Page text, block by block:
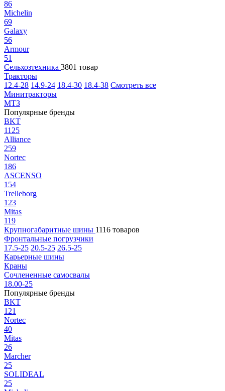
86
Michelin
69
Galaxy
56
Armour
51
Сельхозтехника 3801 товар
Тракторы
12.4-28 14.9-24 18.4-30 18.4-38 Смотреть все
Минитракторы
МТЗ
Популярные бренды
BKT
1125
Alliance
259
Nortec
186
ASCENSO
154
Trelleborg
123
Mitas
119
Крупногабаритные шины 1116 товаров
Фронтальные погрузчики
17.5-25 20.5-25 26.5-25
Карьерные шины
Краны
Сочлененные самосвалы
18.00-25
Популярные бренды
BKT
121
Nortec
40
Mitas
26
Marcher
25
SOLIDEAL
25